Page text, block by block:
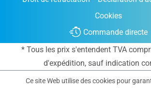
Cookies
Commande directe
* Tous les prix s'entendent TVA
d'expédition, sauf indication
Ce site Web utilise des cookies pour